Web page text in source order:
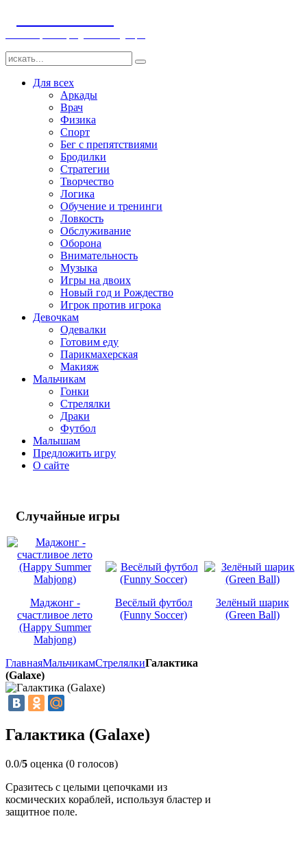
Для всех
Аркады
Врач
Физика
Спорт
Бег с препятствиями
Бродилки
Стратегии
Творчество
Логика
Обучение и тренинги
Ловкость
Обслуживание
Оборона
Внимательность
Музыка
Игры на двоих
Новый год и Рождество
Игрок против игрока
Девочкам
Одевалки
Готовим еду
Парикмахерская
Макияж
Мальчикам
Гонки
Стрелялки
Драки
Футбол
Малышам
Предложить игру
О сайте
Случайные игры
Маджонг -
счастливое лето
(Happy Summer
Mahjong)
Весёлый футбол
(Funny Soccer)
Зелёный шарик
(Green Ball)
ГлавнаяМальчикамСтрелялкиГалактика
(Galaxe)
Галактика (Galaxe)
0.0/5 оценка (0 голосов)
Сразитесь с целыми цепочками из
космических кораблей, используя бластер и
защитное поле.